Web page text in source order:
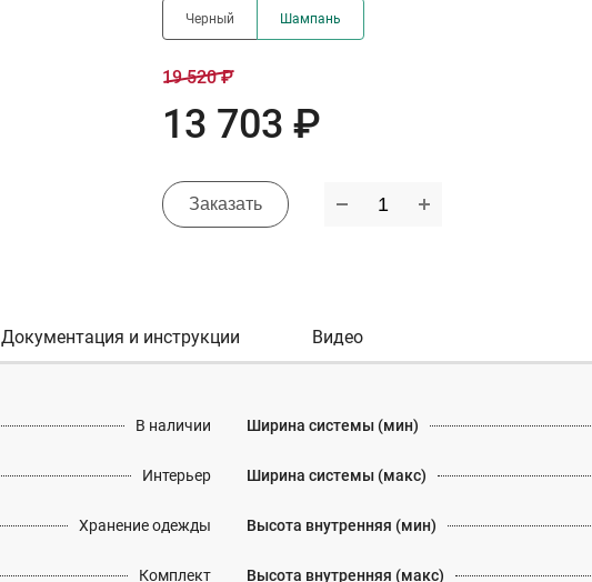
Черный Шампань
19 520 ₽
13 703 ₽
Заказать
Документация и инструкции Видео
В наличии
Интерьер
Хранение одежды
Комплект
Ширина системы (мин)
Ширина системы (макс)
Высота внутренняя (мин)
Высота внутренняя (макс)